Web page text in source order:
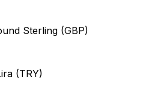
Sterling (GBP)
(TRY)